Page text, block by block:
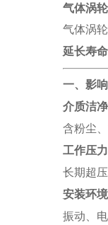
气体涡
气体涡
延长寿
一、影
介质洁
含粉尘
工作压
长期超
安装环境
振动、